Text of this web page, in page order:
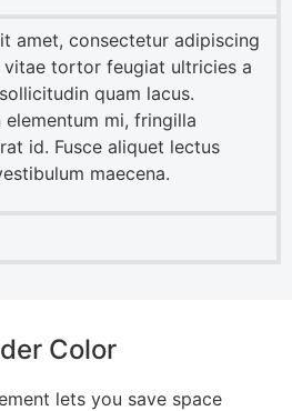
amet, consectetur adipiscing
vitae tortor feugiat ultricies a
quam lacus.
elementum mi, fringilla
id. Fusce aliquet lectus
maecena.
Color
lets you save space